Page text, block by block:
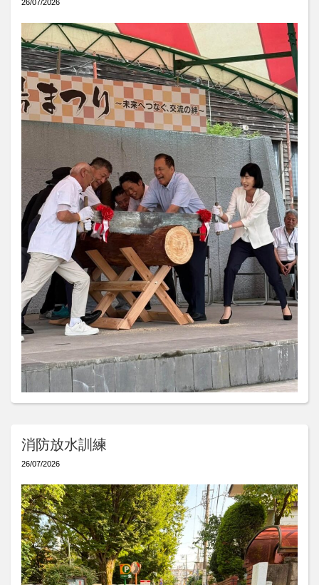
26/07/2026
消防放水訓練
26/07/2026